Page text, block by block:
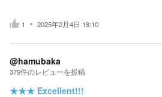
1 2025年2月4日 18:10
@hamubaka
379件のレビューを投稿
★★★ Excellent!!!